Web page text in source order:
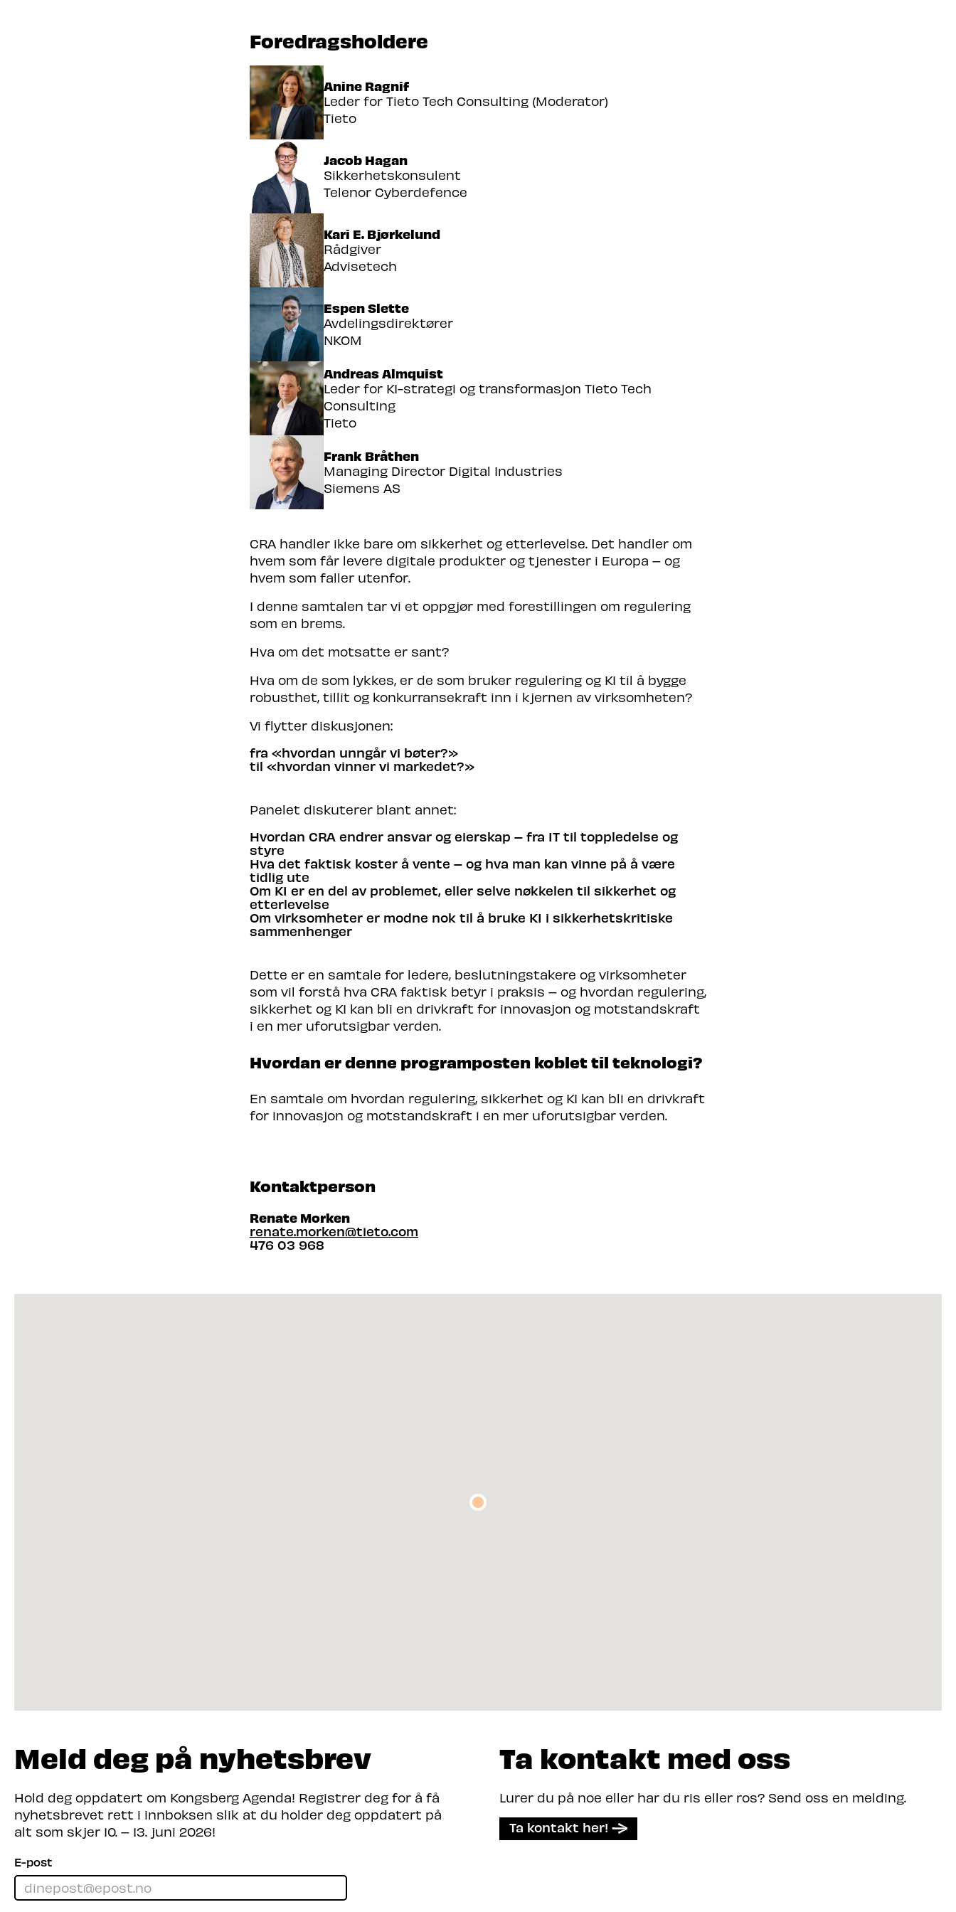
Foredragsholdere
Anine Ragnif
Leder for Tieto Tech Consulting (Moderator)
Tieto
Jacob Hagan
Sikkerhetskonsulent
Telenor Cyberdefence
Kari E. Bjørkelund
Rådgiver
Advisetech
Espen Slette
Avdelingsdirektører
NKOM
Andreas Almquist
Leder for KI-strategi og transformasjon Tieto Tech
Consulting
Tieto
Frank Bråthen
Managing Director Digital Industries
Siemens AS
CRA handler ikke bare om sikkerhet og etterlevelse. Det handler om
hvem som får levere digitale produkter og tjenester i Europa – og
hvem som faller utenfor.
I denne samtalen tar vi et oppgjør med forestillingen om regulering
som en brems.
Hva om det motsatte er sant?
Hva om de som lykkes, er de som bruker regulering og KI til å bygge
robusthet, tillit og konkurransekraft inn i kjernen av virksomheten?
Vi flytter diskusjonen:
fra «hvordan unngår vi bøter?»
til «hvordan vinner vi markedet?»
Panelet diskuterer blant annet:
Hvordan CRA endrer ansvar og eierskap – fra IT til toppledelse og
styre
Hva det faktisk koster å vente – og hva man kan vinne på å være
tidlig ute
Om KI er en del av problemet, eller selve nøkkelen til sikkerhet og
etterlevelse
Om virksomheter er modne nok til å bruke KI i sikkerhetskritiske
sammenhenger
Dette er en samtale for ledere, beslutningstakere og virksomheter
som vil forstå hva CRA faktisk betyr i praksis – og hvordan regulering,
sikkerhet og KI kan bli en drivkraft for innovasjon og motstandskraft
i en mer uforutsigbar verden.
Hvordan er denne programposten koblet til teknologi?
En samtale om hvordan regulering, sikkerhet og KI kan bli en drivkraft
for innovasjon og motstandskraft i en mer uforutsigbar verden.
Kontaktperson
Renate Morken
renate.morken@tieto.com
476 03 968
Meld deg på nyhetsbrev
Hold deg oppdatert om Kongsberg Agenda! Registrer deg for å få
nyhetsbrevet rett i innboksen slik at du holder deg oppdatert på
alt som skjer 10. – 13. juni 2026!
E-post
Ta kontakt med oss
Lurer du på noe eller har du ris eller ros? Send oss en melding.
Ta kontakt her!